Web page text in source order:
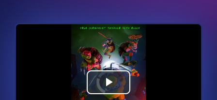
Видеоплеер
загружается.
Воспроизвести